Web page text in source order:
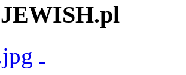
JEWISH.pl